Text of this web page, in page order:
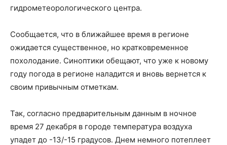
гидрометеорологического центра.
Сообщается, что в ближайшее время в регионе
ожидается существенное, но кратковременное
похолодание. Синоптики обещают, что уже к новому
году погода в регионе наладится и вновь вернется к
своим привычным отметкам.
Так, согласно предварительным данным в ночное
время 27 декабря в городе температура воздуха
упадет до -13/-15 градусов. Днем немного потеплеет